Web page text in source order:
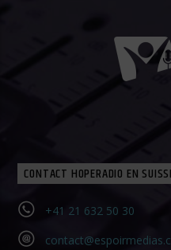
CONTACT HOPERADIO EN
+41 21 632 50 30‬